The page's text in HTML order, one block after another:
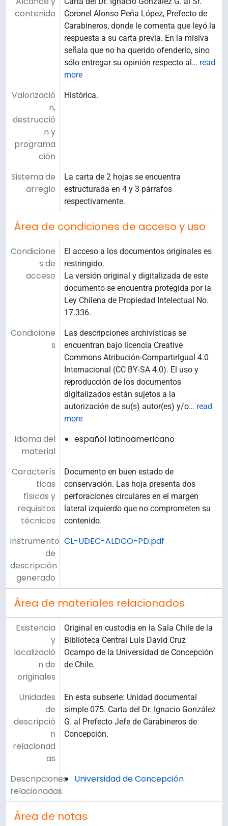
contenido
Coronel Alonso Peña López, Prefecto de
Carabineros, donde le comenta que leyó la
respuesta a su carta previa. En la misiva
señala que no ha querido ofenderlo, sino
sólo entregar su opinión respecto al… read
more
Valorizació
n,
destrucció
n y
programa
ción
Histórica.
Sistema de
arreglo
La carta de 2 hojas se encuentra
estructurada en 4 y 3 párrafos
respectivamente.
Área de condiciones de acceso y uso
Condicione
s de
acceso
El acceso a los documentos originales es
restringido.
La versión original y digitalizada de este
documento se encuentra protegida por la
Ley Chilena de Propiedad Intelectual No.
17.336.
Condicione
s
Las descripciones archivísticas se
encuentran bajo licencia Creative
Commons Atribución-CompartirIgual 4.0
Internacional (CC BY-SA 4.0). El uso y
reproducción de los documentos
digitalizados están sujetos a la
autorización de su(s) autor(es) y/o… read
more
Idioma del
material
español latinoamericano
Caracterís
ticas
físicas y
requisitos
técnicos
Documento en buen estado de
conservación. Las hoja presenta dos
perforaciones circulares en el margen
lateral izquierdo que no comprometen su
contenido.
instrumento
de
descripción
generado
CL-UDEC-ALDCO-PD.pdf
Área de materiales relacionados
Existencia
y
localizació
n de
originales
Original en custodia en la Sala Chile de la
Biblioteca Central Luis David Cruz
Ocampo de la Universidad de Concepción
de Chile.
Unidades
de
descripció
n
relacionad
as
En esta subserie: Unidad documental
simple 075. Carta del Dr. Ignacio González
G. al Prefecto Jefe de Carabineros de
Concepción.
Descripciones
relacionadas
Universidad de Concepción
Área de notas